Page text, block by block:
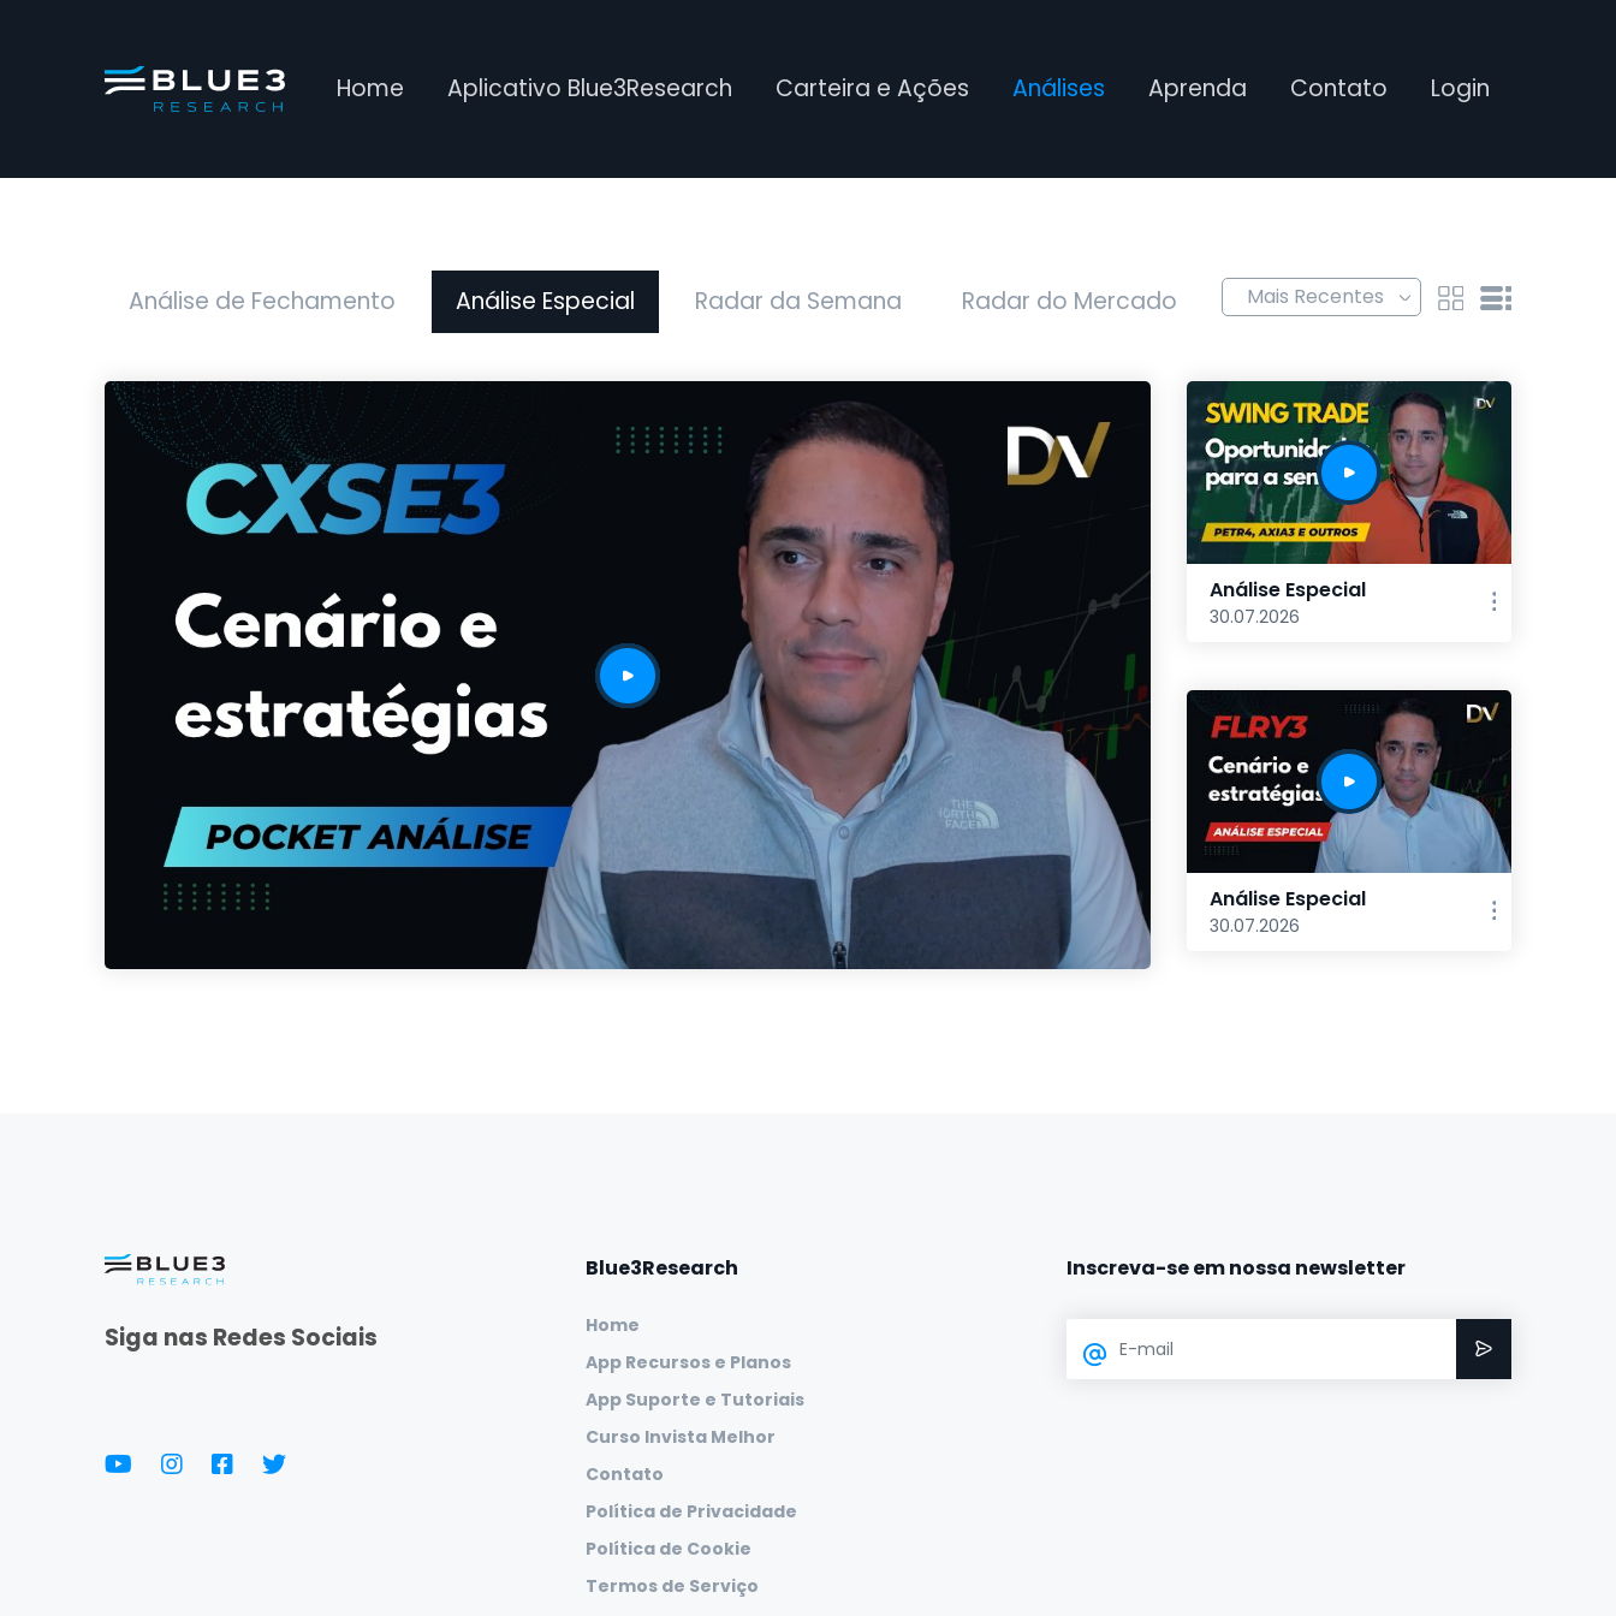
Home Aplicativo Blue3Research Carteira e Ações Análises Aprenda Contato Login
Análise de Fechamento Análise Especial Radar da Semana Radar do Mercado
Análise Especial
30.07.2026
Análise Especial
30.07.2026
Siga nas Redes Sociais
Blue3Research
Home
App Recursos e Planos
App Suporte e Tutoriais
Curso Invista Melhor
Contato
Política de Privacidade
Política de Cookie
Termos de Serviço
Inscreva-se em nossa newsletter